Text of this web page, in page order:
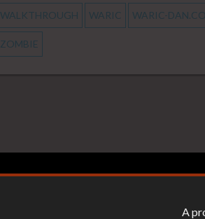
WALKTHROUGH WARIC WARIC-
ZOMBIE
A